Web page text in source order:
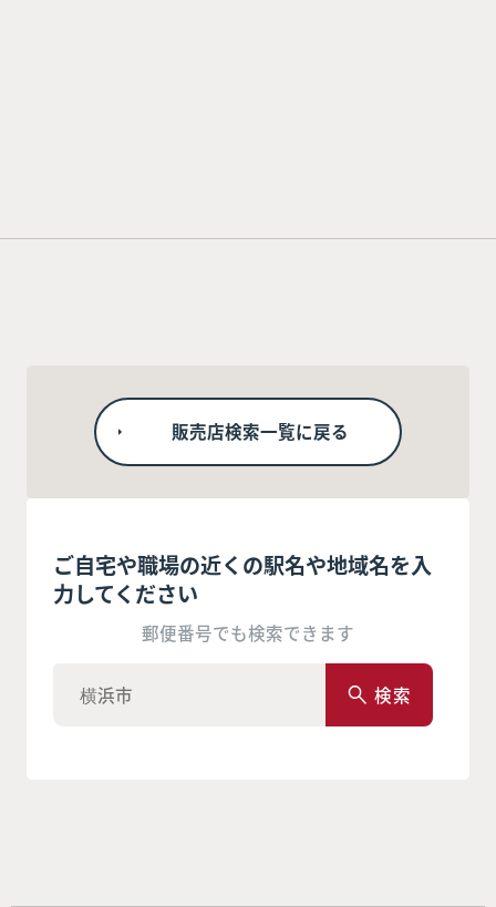
販売店検索一覧に戻る
ご自宅や職場の近くの駅名や地域名を入
力してください
郵便番号でも検索できます
検索